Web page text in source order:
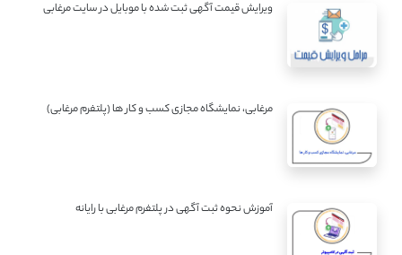
ویرایش قیمت آگهی ثبت شده با موبایل در سایت مرغابی
مرغابی، نمایشگاه مجازی کسب و کار ها (پلتفرم مرغابی)
آموزش نحوه ثبت آگهی در پلتفرم مرغابی با رایانه